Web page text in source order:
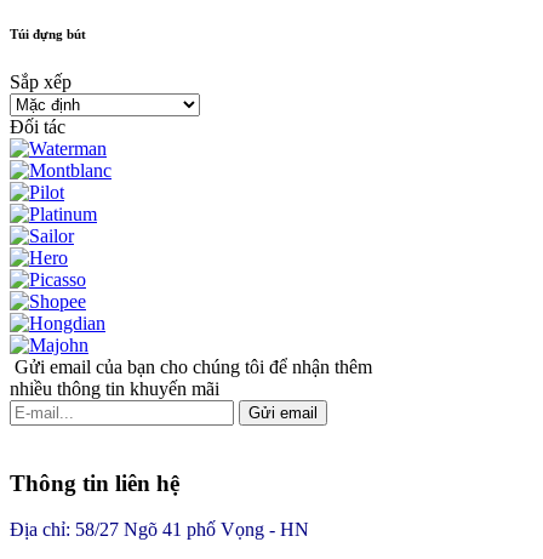
Túi đựng bút
Sắp xếp
Đối tác
Gửi email của bạn cho chúng tôi để nhận thêm
nhiều thông tin khuyến mãi
Gửi email
Thông tin liên hệ
Địa chỉ: 58/27 Ngõ 41 phố Vọng - HN